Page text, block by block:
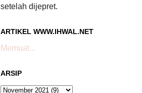
setelah dijepret.
ARTIKEL WWW.IHWAL.NET
Memuat...
ARSIP